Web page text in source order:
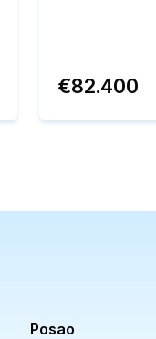
€82.400
Posao